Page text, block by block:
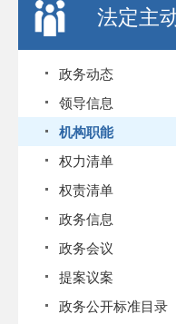
法定主
政务动态
领导信息
机构职能
权力清单
权责清单
政务信息
政务会议
提案议案
政务公开标准目录